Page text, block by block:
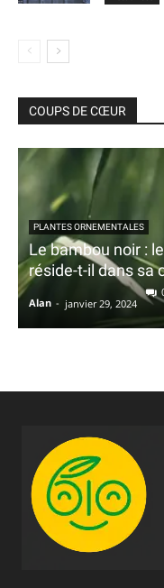
COUPS DE CŒUR
PLANTES ORNEMENTALES
Le bambou noir :
réside-t-il dans sa
Alan - janvier 29, 2024